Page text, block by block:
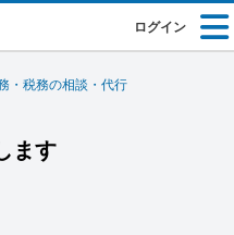
ログイン
・税務の相談・代行
ます